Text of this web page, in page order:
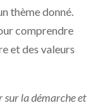
thème donné.
comprendre
et des valeurs
sur la démarche et